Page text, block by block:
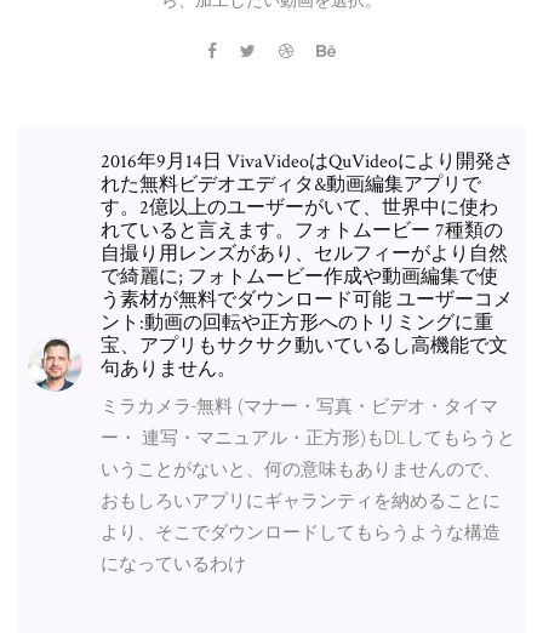
2016年9月14日 VivaVideoはQuVideoにより開発さ
れた無料ビデオエディタ&動画編集アプリで
す。2億以上のユーザーがいて、世界中に使わ
れていると言えます。フォトムービー 7種類の
自撮り用レンズがあり、セルフィーがより自然
で綺麗に; フォトムービー作成や動画編集で使
う素材が無料でダウンロード可能 ユーザーコメ
ント:動画の回転や正方形へのトリミングに重
宝、アプリもサクサク動いているし高機能で文
句ありません。
ミラカメラ-無料 (マナー・写真・ビデオ・タイマ
ー・ 連写・マニュアル・正方形)もDLしてもらうと
いうことがないと、何の意味もありませんので、
おもしろいアプリにギャランティを納めることに
より、そこでダウンロードしてもらうような構造
になっているわけ